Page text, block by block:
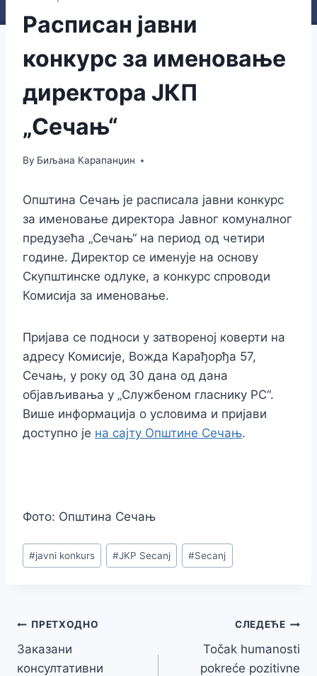
Расписан јавни
конкурс за именовање
директора ЈКП
„Сечањ“
By Биљана Карапанџин
Општина Сечањ је расписала јавни конкурс
за именовање директора Јавног комуналног
предузећа „Сечањ“ на период од четири
године. Директор се именује на основу
Скупштинске одлуке, а конкурс спроводи
Комисија за именовање.
Пријава се подноси у затвореној коверти на
адресу Комисије, Вожда Карађорђа 57,
Сечањ, у року од 30 дана од дана
објављивања у „Службеном гласнику РС“.
Више информација о условима и пријави
доступно је на сајту Општине Сечањ.
Фото: Општина Сечањ
Post
Tags:
#javni konkurs #JKP Secanj #Secanj
Кретање
чланка
ПРЕТХОДНО
Заказани
консултативни
СЛЕДЕЋЕ
Točak humanosti
pokreće pozitivne